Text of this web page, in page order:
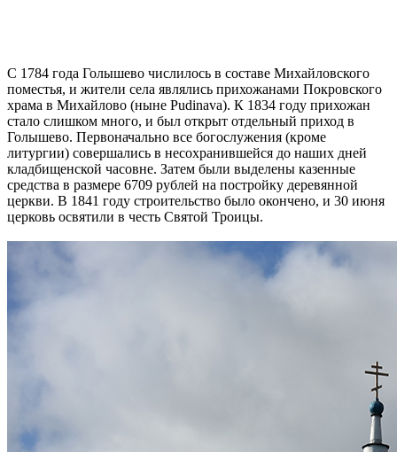
С 1784 года Голышево числилось в составе Михайловского
поместья, и жители села являлись прихожанами Покровского
храма в Михайлово (ныне Pudinava). К 1834 году прихожан
стало слишком много, и был открыт отдельный приход в
Голышево. Первоначально все богослужения (кроме
литургии) совершались в несохранившейся до наших дней
кладбищенской часовне. Затем были выделены казенные
средства в размере 6709 рублей на постройку деревянной
церкви. В 1841 году строительство было окончено, и 30 июня
церковь освятили в честь Святой Троицы.